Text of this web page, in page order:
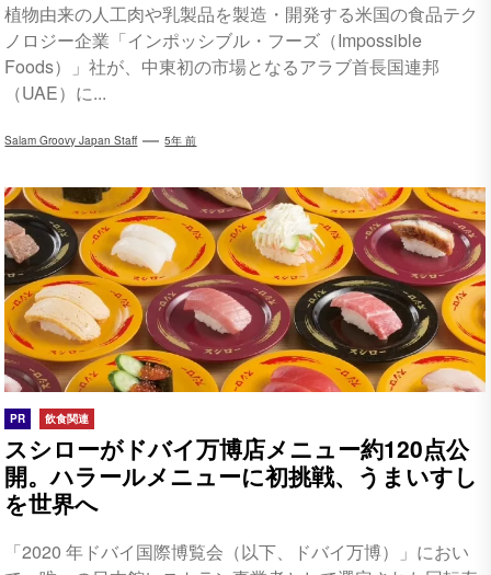
植物由来の人工肉や乳製品を製造・開発する米国の食品テク
ノロジー企業「インポッシブル・フーズ（Impossible
Foods）」社が、中東初の市場となるアラブ首長国連邦
（UAE）に...
Salam Groovy Japan Staff 5年 前
PR 飲食関連
スシローがドバイ万博店メニュー約120点公
開。ハラールメニューに初挑戦、うまいすし
を世界へ
「2020 年ドバイ国際博覧会（以下、ドバイ万博）」におい